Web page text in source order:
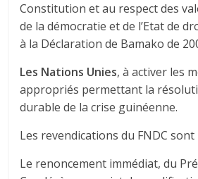
Constitution et au respect des
de la démocratie et de l’Etat de
à la Déclaration de Bamako de
Les Nations Unies, à activer les
appropriés permettant la
durable de la crise guinéenne.
Les revendications du FNDC sont
Le renoncement immédiat, du